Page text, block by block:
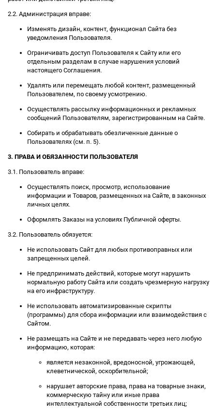
2.2. Администрация вправе:
Изменять дизайн, контент, функционал Сайта без
уведомления Пользователя.
Ограничивать доступ Пользователя к Сайту или его
отдельным разделам в случае нарушения условий
настоящего Соглашения.
Удалять или перемещать любой контент, размещенный
Пользователем, по своему усмотрению.
Осуществлять рассылку информационных и рекламных
сообщений Пользователям, зарегистрированным на Сайте.
Собирать и обрабатывать обезличенные данные о
Пользователях (см. п. 5).
3. ПРАВА И ОБЯЗАННОСТИ ПОЛЬЗОВАТЕЛЯ
3.1. Пользователь вправе:
Осуществлять поиск, просмотр, использование
информации и Товаров, размещенных на Сайте, в законных
личных целях.
Оформлять Заказы на условиях Публичной оферты.
3.2. Пользователь обязуется:
Не использовать Сайт для любых противоправных или
запрещенных целей.
Не предпринимать действий, которые могут нарушить
нормальную работу Сайта или создать чрезмерную нагрузку
на его инфраструктуру.
Не использовать автоматизированные скрипты
(программы) для сбора информации или взаимодействия с
Сайтом.
Не размещать на Сайте и не передавать через него любую
информацию, которая:
является незаконной, вредоносной, угрожающей,
клеветнической, оскорбительной;
нарушает авторские права, права на товарные знаки,
коммерческую тайну или иные права
интеллектуальной собственности третьих лиц;